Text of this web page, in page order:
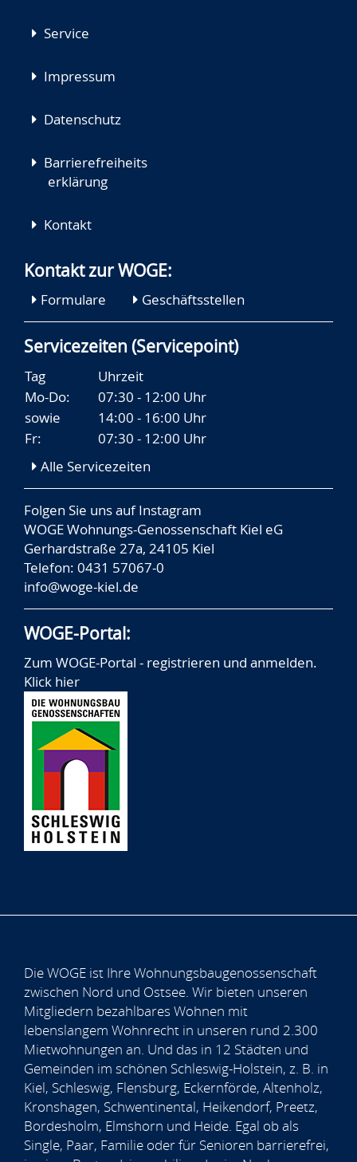
Service
Impressum
Datenschutz
Barrierefreiheits
erklärung
Kontakt
Kontakt zur WOGE:
Formulare Geschäftsstellen
Servicezeiten (Servicepoint)
Tag
Uhrzeit
Mo-Do:
07:30 - 12:00 Uhr
sowie
14:00 - 16:00 Uhr
Fr:
07:30 - 12:00 Uhr
Alle Servicezeiten
Folgen Sie uns aufInstagram
WOGE Wohnungs-Genossenschaft Kiel eG
Gerhardstraße 27a, 24105 Kiel
Telefon: 0431 57067-0
info@woge-kiel.de
WOGE-Portal:
Zum WOGE-Portal - registrieren und anmelden.
Klick hier
Die WOGE ist Ihre Wohnungsbaugenossenschaft
zwischen Nord und Ostsee. Wir bieten unseren
Mitgliedern bezahlbares Wohnen mit
lebenslangem Wohnrecht in unseren rund 2.300
Mietwohnungen an. Und das in 12 Städten und
Gemeinden im schönen Schleswig-Holstein, z. B. in
Kiel, Schleswig, Flensburg, Eckernförde, Altenholz,
Kronshagen, Schwentinental, Heikendorf, Preetz,
Bordesholm, Elmshorn und Heide. Egal ob als
Single, Paar, Familie oder für Senioren barrierefrei,